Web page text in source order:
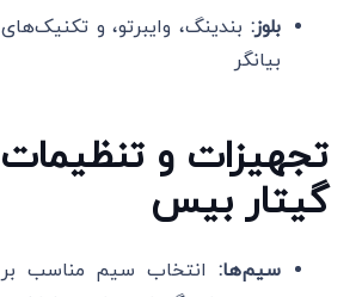
بلوز: بندینگ، وایبرتو، و تکنیک‌های
بیانگر
تجهیزات و تنظیمات
گیتار بیس
سیم‌ها: انتخاب سیم مناسب بر